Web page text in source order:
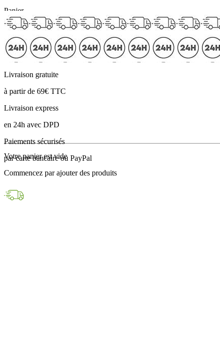
Panier
Livraison gratuite
à partir de 69€ TTC
Livraison express
en 24h avec DPD
Paiements sécurisés
par carte bancaire ou PayPal
Votre panier est vide
Commencez par ajouter des produits